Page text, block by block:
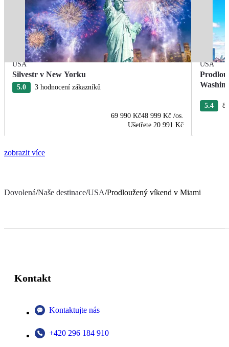
USA
Silvestr v New Yorku
5.0 3 hodnocení zákazníků
69 990 Kč48 999 Kč /os.
Ušetřete 20 991 Kč
USA
5.4
zobrazit více
Dovolená/Naše destinace/USA/Prodloužený víkend v Miami
Kontakt
Kontaktujte nás
+420 296 184 910